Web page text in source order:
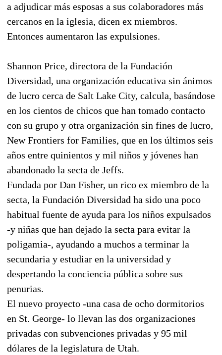
a adjudicar más esposas a sus colaboradores más
cercanos en la iglesia, dicen ex miembros.
Entonces aumentaron las expulsiones.
Shannon Price, directora de la Fundación
Diversidad, una organización educativa sin ánimos
de lucro cerca de Salt Lake City, calcula, basándose
en los cientos de chicos que han tomado contacto
con su grupo y otra organización sin fines de lucro,
New Frontiers for Families, que en los últimos seis
años entre quinientos y mil niños y jóvenes han
abandonado la secta de Jeffs.
Fundada por Dan Fisher, un rico ex miembro de la
secta, la Fundación Diversidad ha sido una poco
habitual fuente de ayuda para los niños expulsados
-y niñas que han dejado la secta para evitar la
poligamia-, ayudando a muchos a terminar la
secundaria y estudiar en la universidad y
despertando la conciencia pública sobre sus
penurias.
El nuevo proyecto -una casa de ocho dormitorios
en St. George- lo llevan las dos organizaciones
privadas con subvenciones privadas y 95 mil
dólares de la legislatura de Utah.